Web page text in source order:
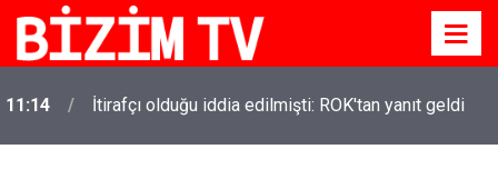
11:14 İtirafçı olduğu iddia edilmişti: ROK'tan yanıt geldi